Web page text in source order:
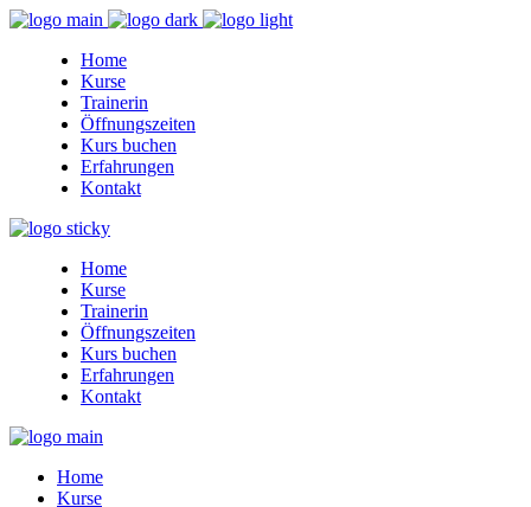
Home
Kurse
Trainerin
Öffnungszeiten
Kurs buchen
Erfahrungen
Kontakt
Home
Kurse
Trainerin
Öffnungszeiten
Kurs buchen
Erfahrungen
Kontakt
Home
Kurse